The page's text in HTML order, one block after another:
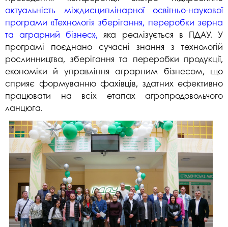
актуальність міждисциплінарної освітньо-наукової
програми «Технологія зберігання, переробки зерна
та аграрний бізнес», яка реалізується в ПДАУ. У
програмі поєднано сучасні знання з технологій
рослинництва, зберігання та переробки продукції,
економіки й управління аграрним бізнесом, що
сприяє формуванню фахівців, здатних ефективно
працювати на всіх етапах агропродовольчого
ланцюга.